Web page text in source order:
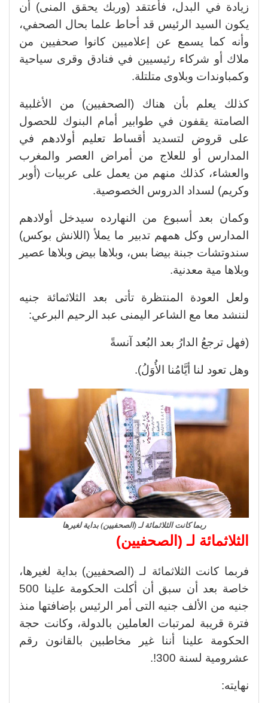
زيادة في البدل، فأعتقد (وربك يحقق المنى) أن
يكون السيد الرئيس قد أحاط علما بحال الصحفي،
وأنه كما يسمع عن إعلاميين كانوا صحفيين من
ملاك أو شركاء رئيسيين في فنادق وقرى سياحية
وكمباوندات وبلاوى متلتلة.
كذلك يعلم بأن هناك (الصحفيين) من الأغلبية
الصامتة يقفون في طوابير أمام البنوك للحصول
على قروض لتسديد أقساط تعليم أولادهم في
المدارس أو للعلاج من أمراض العصر والمغرب
والعشاء، كذلك منهم من يعمل على عربيات (أوبر
وكريم) لسداد الدروس الخصوصية.
وكمان بعد أسبوع من النهارده سيدخل أولادهم
المدارس وكل همهم تدبير ما يملأ (اللانش بوكس)
سندوتشات جبنة بيضا بس، وبلاها بيض وبلاها عصير
وبلاها مية معدنية.
ولعل العودة المنتظرة تأتى بعد الثلاثمائة جنيه
لننشد معا مع الشاعر اليمنى عبد الرحيم البرعي:
(فهل ترجعُ الدارُ بعد البُعد آنسةً
وهل تعود لنا أيَّامُنا الأُوَلُ).
ربما كانت الثلاثمائة لـ (الصحفيين) بداية لغيرها
الثلاثمائة لـ (الصحفيين)
فربما كانت الثلاثمائة لـ (الصحفيين) بداية لغيرها،
خاصة بعد أن سبق أن أكلت الحكومة علينا 500
جنيه من الألف جنيه التى أمر الرئيس بإضافتها منذ
فترة قريبة لمرتبات العاملين بالدولة، وكانت حجة
الحكومة علينا أننا غير مخاطبين بالقانون رقم
عشرومية لسنة 300!.
نهايته: